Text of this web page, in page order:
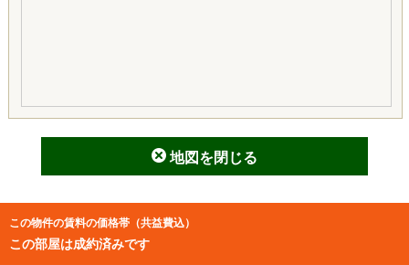
地図を閉じる
この物件の賃料の価格帯（共益費込）
この部屋は成約済みです